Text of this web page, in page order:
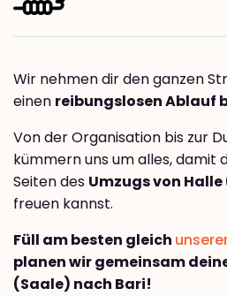
Wir nehmen dir den ganzen
einen reibungslosen Ablauf
Von der Organisation bis zur
kümmern uns um alles, damit
Seiten des Umzugs von
freuen kannst.
Füll am besten gleich
planen wir gemeinsam
(Saale) nach Bari!